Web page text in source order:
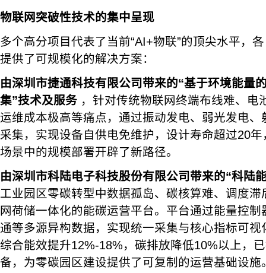
物联网突破性技术的集中呈现
多个高分项目代表了当前“AI+物联”的顶尖水平，
提供了可规模化的解决方案：
由深圳市捷通科技有限公司带来的“基于环境能量
集”技术及服务 ，针对传统物联网终端布线难、电
运维成本极高等痛点，通过振动发电、弱光发电
采集，实现设备自供电免维护，设计寿命超过20
场景中的规模部署开辟了新路径。
由深圳市科陆电子科技股份有限公司带来的“科陆
工业园区零碳转型中数据孤岛、碳核算难、调度
网荷储一体化的能碳运营平台。平台通过能量控
通等多源异构数据，实现统一采集与核心指标可
综合能效提升12%-18%，碳排放降低10%以上，
备，为零碳园区建设提供了可复制的运营基础设施